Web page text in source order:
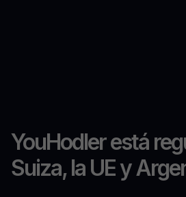
YouHodler está
Suiza, la UE y